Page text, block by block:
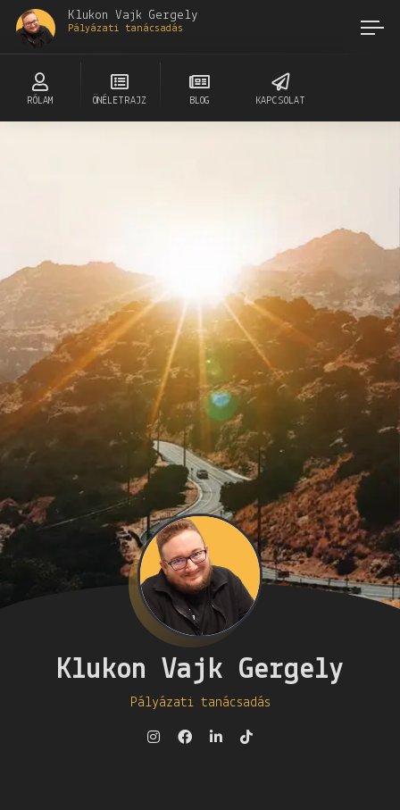
Klukon Vajk Gergely
Pályázati tanácsadás
RÓLAM ÖNÉLETRAJZ BLOG KAPCSOLAT
Klukon Vajk Gergely
Pályázati tanácsadás